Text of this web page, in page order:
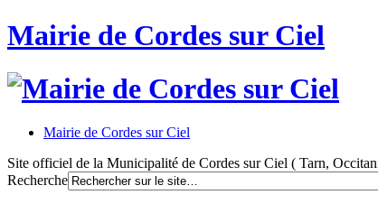
Mairie de Cordes sur Ciel
Mairie de Cordes sur Ciel
Site officiel de la Municipalité de Cordes sur Ciel ( Tarn,
Recherche